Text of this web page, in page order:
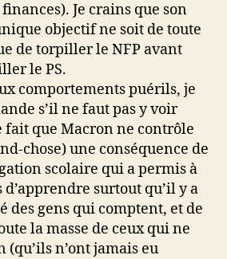
Je crains que son
objectif ne soit de toute
de torpiller le NFP avant
le PS.
comportements puérils, je
s’il ne faut pas y voir
fait que Macron ne contrôle
chose) une conséquence de
scolaire qui a permis à
d’apprendre surtout qu’il y a
des gens qui comptent, et de
la masse de ceux qui ne
(qu’ils n’ont jamais eu